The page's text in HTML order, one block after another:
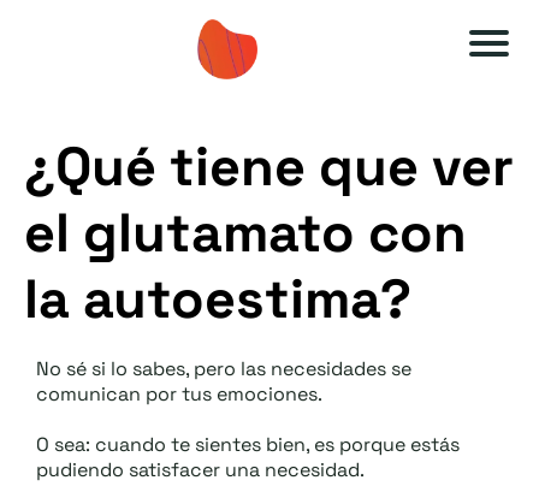
to
¿Qué tiene que ver
el glutamato con
la autoestima?
No sé si lo sabes, pero las necesidades se
comunican por tus emociones.
O sea: cuando te sientes bien, es porque estás
pudiendo satisfacer una necesidad.
to